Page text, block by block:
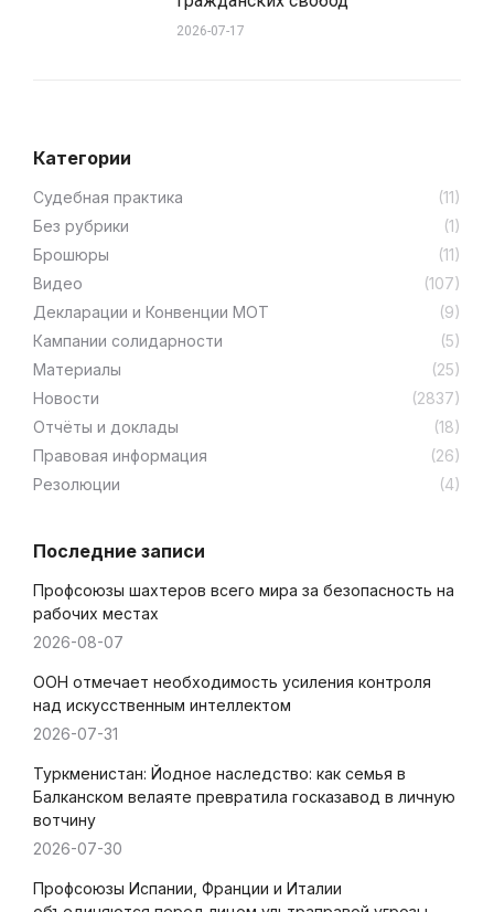
2026-07-17
Категории
Cудебная практика
(11)
Без рубрики
(1)
Брошюры
(11)
Видео
(107)
Декларации и Конвенции МОТ
(9)
Кампании солидарности
(5)
Материалы
(25)
Новости
(2837)
Отчёты и доклады
(18)
Правовая информация
(26)
Резолюции
(4)
Последние записи
Профсоюзы шахтеров всего мира за безопасность на
рабочих местах
2026-08-07
ООН отмечает необходимость усиления контроля
над искусственным интеллектом
2026-07-31
Туркменистан: Йодное наследство: как семья в
Балканском велаяте превратила госказавод в личную
вотчину
2026-07-30
Профсоюзы Испании, Франции и Италии